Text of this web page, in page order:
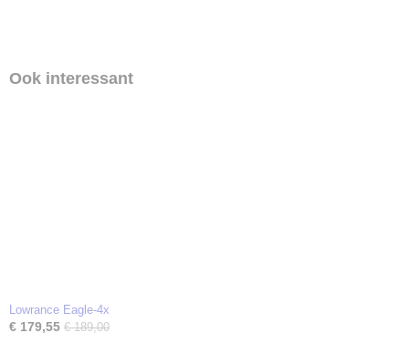
Ook interessant
Lowrance Eagle-4x
€ 179,55 € 189,00